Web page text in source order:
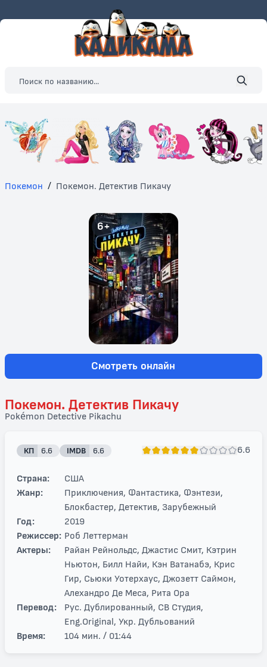
Покемон / Покемон. Детектив Пикачу
6+
Смотреть онлайн
Покемон. Детектив Пикачу
Pokémon Detective Pikachu
КП 6.6 IMDB 6.6 6.6
Страна:
США
Жанр:
Приключения, Фантастика, Фэнтези,
Блокбастер, Детектив, Зарубежный
Год:
2019
Режиссер: Роб Леттерман
Актеры:
Райан Рейнольдс, Джастис Смит, Кэтрин
Ньютон, Билл Найи, Кэн Ватанабэ, Крис
Гир, Сьюки Уотерхаус, Джозетт Саймон,
Алехандро Де Меса, Рита Ора
Перевод:
Рус. Дублированный, СВ Студия,
Eng.Original, Укр. Дубльований
Время:
104 мин. / 01:44